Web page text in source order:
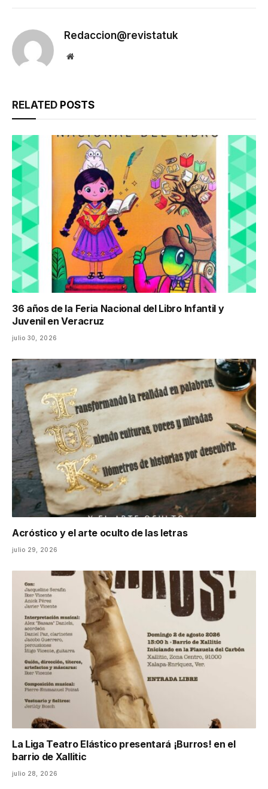
Redaccion@revistatuk
Website
RELATED POSTS
36 años de la Feria Nacional del Libro Infantil y
Juvenil en Veracruz
julio 30, 2026
Acróstico y el arte oculto de las letras
julio 29, 2026
La Liga Teatro Elástico presentará ¡Burros! en el
barrio de Xallitic
julio 28, 2026